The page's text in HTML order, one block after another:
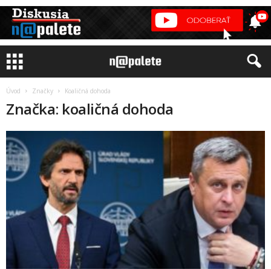
Úvod Značky Koaličná dohoda
Značka: koaličná dohoda